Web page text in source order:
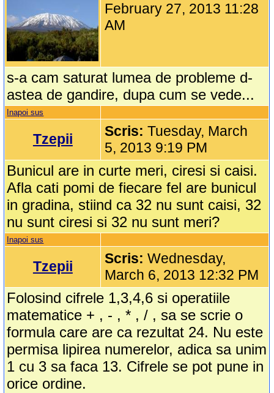
February 27, 2013 11:28
AM
s-a cam saturat lumea de probleme d-
astea de gandire, dupa cum se vede...
Inapoi sus
Tzepii Scris:Tuesday, March
5, 2013 9:19 PM
Bunicul are in curte meri, ciresi si caisi.
Afla cati pomi de fiecare fel are bunicul
in gradina, stiind ca 32 nu sunt caisi, 32
nu sunt ciresi si 32 nu sunt meri?
Inapoi sus
Tzepii Scris:Wednesday,
March 6, 2013 12:32 PM
Folosind cifrele 1,3,4,6 si operatiile
matematice + , - , * , / , sa se scrie o
formula care are ca rezultat 24. Nu este
permisa lipirea numerelor, adica sa unim
1 cu 3 sa faca 13. Cifrele se pot pune in
orice ordine.